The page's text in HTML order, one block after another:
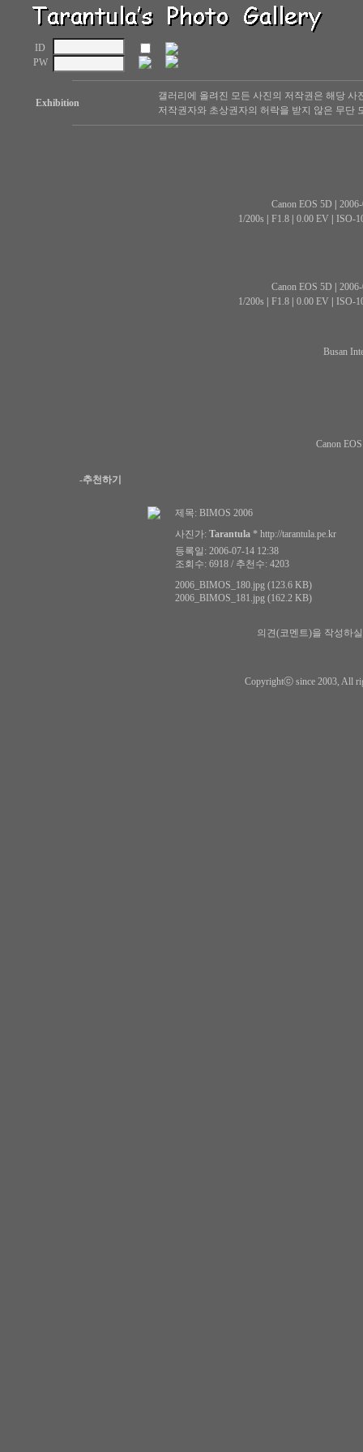
ID
PW
Exhibition
갤러리에 올려진 모든 사진의 저작권은 해당
저작권자와 초상권자의 허락을 받지 않은 무단
Canon EOS 5D
1/200s
F1.8 0.00 EV ISO-
Canon EOS 5D
1/200s
F1.8 0.00 EV ISO-
Busan
Canon
-추천하기
제목: BIMOS 2006
사진가: Tarantula * http://tarantula.pe.kr
등록일: 2006-07-14 12:38
조회수: 6918 / 추천수: 4203
2006_BIMOS_180.jpg (123.6 KB)
2006_BIMOS_181.jpg (162.2 KB)
의견(코멘트)을 작성하
Copyrightⓒ since 2003, All